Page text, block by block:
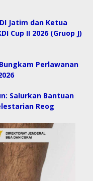
Jatim dan Ketua
Cup II 2026 (Gruop J)
Perlawanan
Salurkan Bantuan
Reog